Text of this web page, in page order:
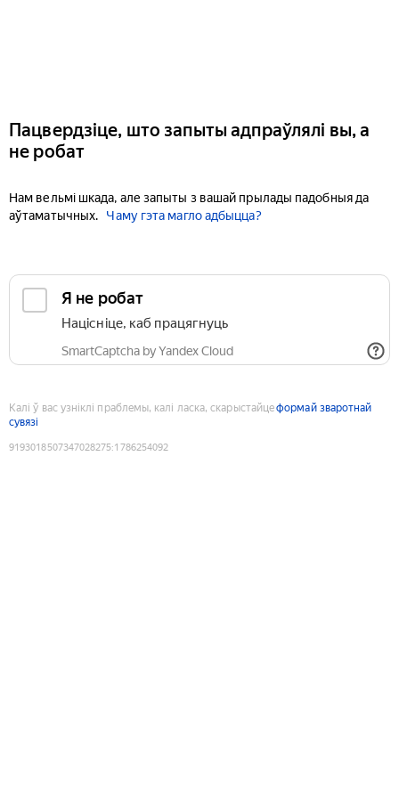
Пацвердзіце, што запыты адпраўлялі вы, а
не робат
Нам вельмі шкада, але запыты з вашай прылады падобныя да
аўтаматычных.
Чаму гэта магло адбыцца?
Я не робат
Націсніце, каб працягнуць
SmartCaptcha by Yandex Cloud
Калі ў вас узніклі праблемы, калі ласка, скарыстайцеформай зваротнай
сувязі
9193018507347028275:1786254092